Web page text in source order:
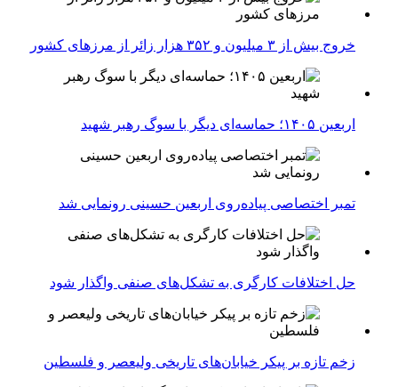
خروج بیش از ۳ میلیون و ۳۵۲ هزار زائر از مرزهای کشور
اربعین ۱۴۰۵؛ حماسه‌ای دیگر با سوگ رهبر شهید
تمبر اختصاصی پیاده‌روی اربعین حسینی رونمایی شد
حل اختلافات کارگری به تشکل‌های صنفی واگذار شود
زخم تازه بر پیکر خیابان‌های تاریخی ولیعصر و فلسطین